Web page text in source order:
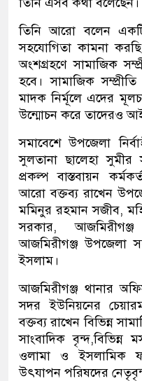
তিনি আরো বলেন
সহযোগিতা কামনা
অংশগ্রহণে সামাজিক
হবে। সামাজিক
মাদক নির্মূলে এদের
উন্মোচন করে তাদেরও
সমাবেশে উপজেলা
সুলতানা ছালেহা সুমীর
প্রকল্প বাস্তবায়ন
আরো বক্তব্য রাখেন
মমিনুর রহমান সজীব,
সরকার,
আজমিরীগঞ্জ উপজেলা
ইসলাম।
আজমিরীগঞ্জ থানার
সদর ইউনিয়নের
বক্তব্য রাখেন বিভিন্ন
সাংবাদিক
ওলামা ও ইসলামিক
উৎযাপন পরিষদের